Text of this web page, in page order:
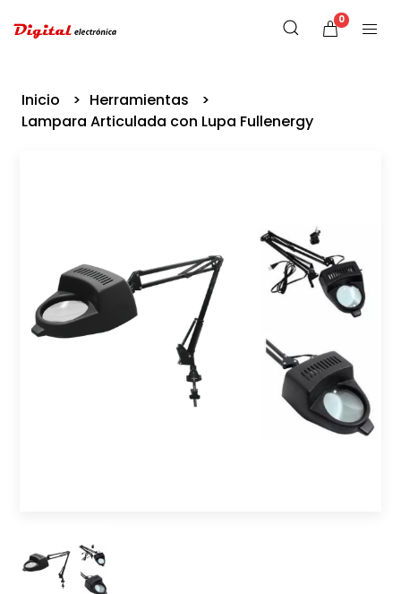
0
Inicio
Herramientas
Lampara Articulada con Lupa Fullenergy